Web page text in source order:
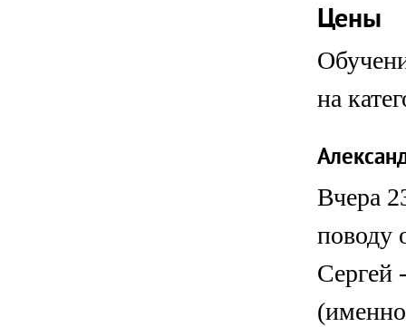
Цены
на
Вчера
поводу
Сергей
(именно